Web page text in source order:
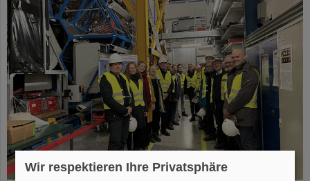
Wir respektieren Ihre Privatsphäre